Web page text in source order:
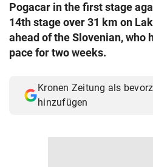
© Krone Multimedia GmbH & Co KG
Muthgasse 2, 1190 Wien
Pogacar in the first stage
14th stage over 31 km on
ahead of the Slovenian, who
pace for two weeks.
Kronen Zeitung als
hinzufügen